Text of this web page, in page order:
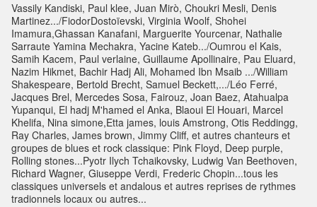
Vassily Kandiski, Paul klee, Juan Mirò, Choukri Mesli, Denis
Martinez.../FiodorDostoïevski, Virginia Woolf, Shohei
Imamura,Ghassan Kanafani, Marguerite Yourcenar, Nathalie
Sarraute Yamina Mechakra, Yacine Kateb.../Oumrou el Kais,
Samih Kacem, Paul verlaine, Guillaume Apollinaire, Pau Eluard,
Nazim Hikmet, Bachir Hadj Ali, Mohamed Ibn Msaib .../William
Shakespeare, Bertold Brecht, Samuel Beckett,.../Léo Ferré,
Jacques Brel, Mercedes Sosa, Fairouz, Joan Baez, Atahualpa
Yupanqui, El hadj M'hamed el Anka, Blaoui El Houari, Marcel
Khelifa, Nina simone,Etta james, louis Amstrong, Otis Reddingg,
Ray Charles, James brown, Jimmy Cliff, et autres chanteurs et
groupes de blues et rock classique: Pink Floyd, Deep purple,
Rolling stones...Pyotr Ilych Tchaikovsky, Ludwig Van Beethoven,
Richard Wagner, Giuseppe Verdi, Frederic Chopin...tous les
classiques universels et andalous et autres reprises de rythmes
tradionnels locaux ou autres...